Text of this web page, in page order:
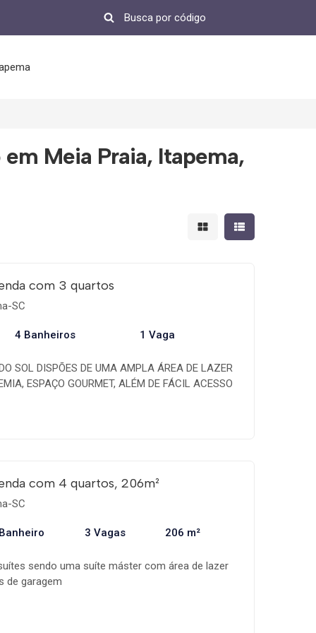
Meia Praia, Itapema,
Mostrar resultados em
Mostrar
com 3 quartos
SC
4 Banheiros 1 Vaga
SOL DISPÕES DE UMA AMPLA ÁREA DE LAZER
ESPAÇO GOURMET, ALÉM DE FÁCIL ACESSO
em torno de (+ -) R$200 mil - 01 vaga de
com 4 quartos, 206m²
SC
3 Vagas 206 m²
sendo uma suíte máster com área de lazer
de garagem